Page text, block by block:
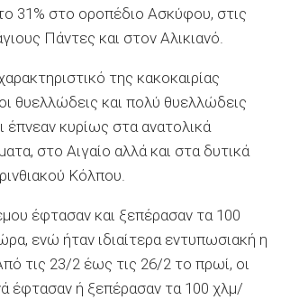
31% στο οροπέδιο Ασκύφου, στις
Πάντες και στον Αλικιανό.
της κακοκαιρίας
θυελλώδεις και πολύ θυελλώδεις
έπνεαν κυρίως στα ανατολικά
στο Αιγαίο αλλά και στα δυτικά
Κόλπου.
έφτασαν και ξεπέρασαν τα 100
ενώ ήταν ιδιαίτερα εντυπωσιακή η
τις 23/2 έως τις 26/2 το πρωί, οι
έφτασαν ή ξεπέρασαν τα 100 χλμ/